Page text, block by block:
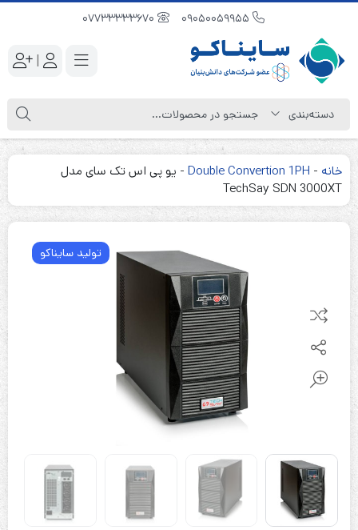
|
خانه -
Double Convertion 1PH
- یو پی اس تک سای مدل
TechSay SDN 3000XT
تولید سایناکو